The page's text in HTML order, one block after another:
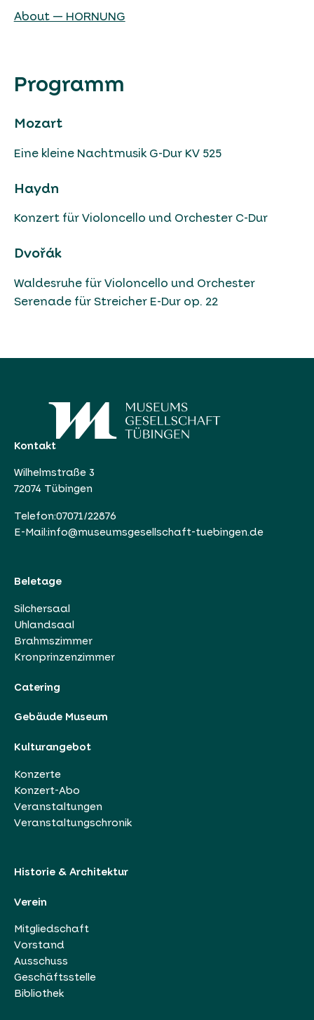
About — HORNUNG
Programm
Mozart
Eine kleine Nachtmusik G-Dur KV 525
Haydn
Konzert für Violoncello und Orchester C-Dur
Dvořák
Waldesruhe für Violoncello und Orchester
Serenade für Streicher E-Dur op. 22
Kontakt
Wilhelmstraße 3
72074 Tübingen
Telefon:07071/22876
E-Mail:info@museumsgesellschaft-tuebingen.de
Beletage
Silchersaal
Uhlandsaal
Brahmszimmer
Kronprinzenzimmer
Catering
Gebäude Museum
Kulturangebot
Konzerte
Konzert-Abo
Veranstaltungen
Veranstaltungschronik
Historie & Architektur
Verein
Mitgliedschaft
Vorstand
Ausschuss
Geschäftsstelle
Bibliothek